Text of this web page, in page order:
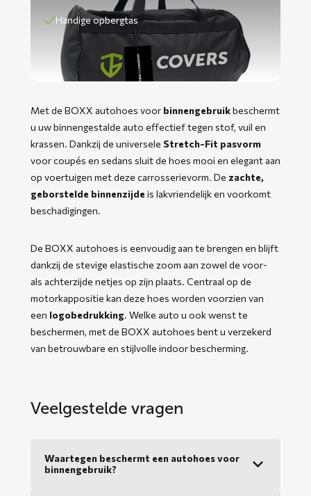
Handige opbergtas
Met de BOXX autohoes voor binnengebruikbeschermt
u uw binnengestalde auto effectief tegen stof, vuil en
krassen. Dankzij de universele Stretch-Fit pasvorm
voor coupés en sedans sluit de hoes mooi en elegant aan
op voertuigen met deze carrosserievorm. De zachte,
geborstelde binnenzijde is lakvriendelijk en voorkomt
beschadigingen.
De BOXX autohoes is eenvoudig aan te brengen en blijft
dankzij de stevige elastische zoom aan zowel de voor-
als achterzijde netjes op zijn plaats. Centraal op de
motorkappositie kan deze hoes worden voorzien van
een logobedrukking. Welke auto u ook wenst te
beschermen, met de BOXX autohoes bent u verzekerd
van betrouwbare en stijlvolle indoor bescherming.
Veelgestelde vragen
Waartegen beschermt een autohoes voor
binnengebruik?